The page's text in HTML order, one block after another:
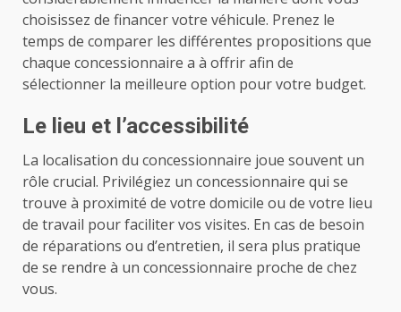
choisissez de financer votre véhicule. Prenez le
temps de comparer les différentes propositions que
chaque concessionnaire a à offrir afin de
sélectionner la meilleure option pour votre budget.
Le lieu et l’accessibilité
La localisation du concessionnaire joue souvent un
rôle crucial. Privilégiez un concessionnaire qui se
trouve à proximité de votre domicile ou de votre lieu
de travail pour faciliter vos visites. En cas de besoin
de réparations ou d’entretien, il sera plus pratique
de se rendre à un concessionnaire proche de chez
vous.